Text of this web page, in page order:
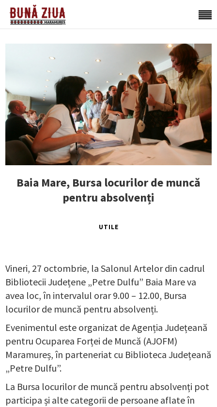
Baia Mare, Bursa locurilor de muncă
pentru absolvenți
UTILE
Vineri, 27 octombrie, la Salonul Artelor din cadrul
Bibliotecii Județene „Petre Dulfu” Baia Mare va
avea loc, în intervalul orar 9.00 – 12.00, Bursa
locurilor de muncă pentru absolvenți.
Evenimentul este organizat de Agenția Județeană
pentru Ocuparea Forței de Muncă (AJOFM)
Maramureș, în parteneriat cu Biblioteca Județeană
„Petre Dulfu”.
La Bursa locurilor de muncă pentru absolvenți pot
participa și alte categorii de persoane aflate în